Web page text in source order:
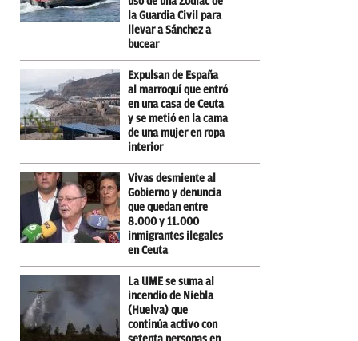
la Guardia Civil para
llevar a Sánchez a
bucear
Expulsan de España
al marroquí que entró
en una casa de Ceuta
y se metió en la cama
de una mujer en ropa
interior
Vivas desmiente al
Gobierno y denuncia
que quedan entre
8.000 y 11.000
inmigrantes ilegales
en Ceuta
La UME se suma al
incendio de Niebla
(Huelva) que
continúa activo con